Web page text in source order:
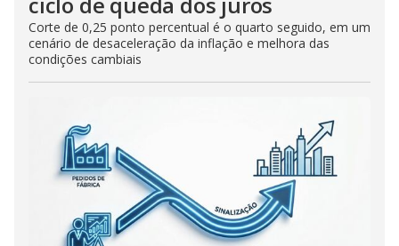
Corte de 0,25 ponto percentual é o quarto seguido, em um
cenário de desaceleração da inflação e melhora das
condições cambiais